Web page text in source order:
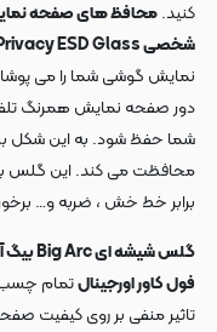
کنید.
شخصی Privacy ESD Glass فول کاور اورجینال
نمایش گوشی شما را می
دور صفحه نمایش همرنگ
شما حفظ شود. به این شکل
محافظت می کند. این گلس به
برابر خط خش ، ضربه و…
فول کاور اورجینالتمام چسب
تاثیر منفی بر روی کیفیت